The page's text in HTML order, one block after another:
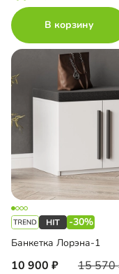
В корзину
-30%
Банкетка Лорэна-1
10 900 15 570